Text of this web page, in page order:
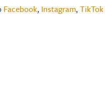
Facebook, Instagram,TikTok